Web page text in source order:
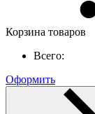
Корзина товаров
Всего:
Оформить